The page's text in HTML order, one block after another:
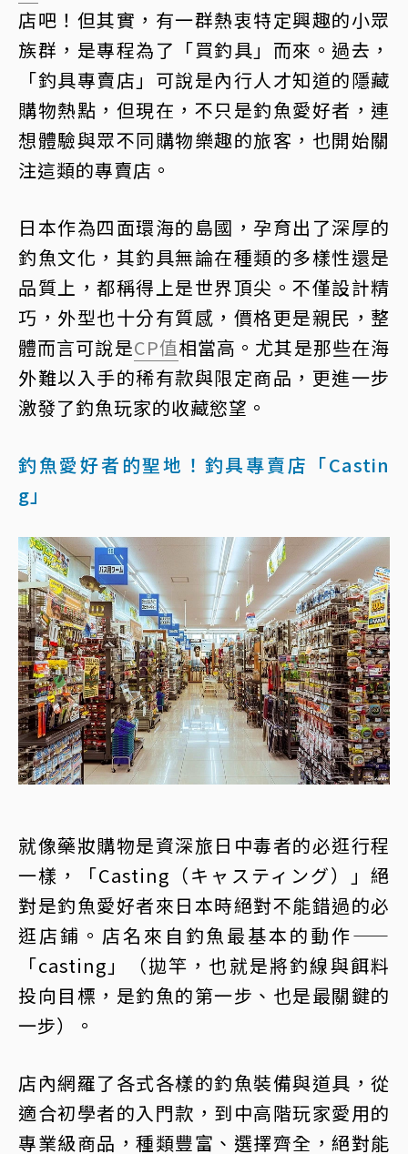
店吧！但其實，有一群熱衷特定興趣的小眾
族群，是專程為了「買釣具」而來。過去，
「釣具專賣店」可說是內行人才知道的隱藏
購物熱點，但現在，不只是釣魚愛好者，連
想體驗與眾不同購物樂趣的旅客，也開始關
注這類的專賣店。
日本作為四面環海的島國，孕育出了深厚的
釣魚文化，其釣具無論在種類的多樣性還是
品質上，都稱得上是世界頂尖。不僅設計精
巧，外型也十分有質感，價格更是親民，整
體而言可說是CP值相當高。尤其是那些在海
外難以入手的稀有款與限定商品，更進一步
激發了釣魚玩家的收藏慾望。
釣魚愛好者的聖地！釣具專賣店「Castin
g」
就像藥妝購物是資深旅日中毒者的必逛行程
一樣，「Casting（キャスティング）」絕
對是釣魚愛好者來日本時絕對不能錯過的必
逛店鋪。店名來自釣魚最基本的動作——
「casting」（拋竿，也就是將釣線與餌料
投向目標，是釣魚的第一步、也是最關鍵的
一步）。
店內網羅了各式各樣的釣魚裝備與道具，從
適合初學者的入門款，到中高階玩家愛用的
專業級商品，種類豐富、選擇齊全，絕對能